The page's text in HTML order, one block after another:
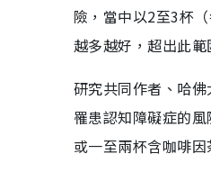
險，當中以2至3杯
越多越好，超出此
研究共同作者、哈
罹患認知障礙症的
或一至兩杯含咖啡